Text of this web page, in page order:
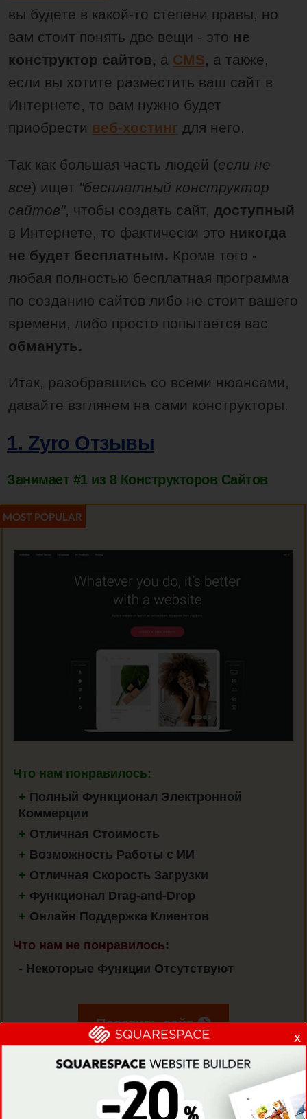
вы будете в какой-то степени правы, но
вам стоит понять две вещи - это не
конструктор сайтов, а CMS, а также,
если вы хотите разместить ваш сайт в
Интернете, то вам нужно будет
приобрести веб-хостинг для него.
Так как большая часть людей (если не
все) ищет "бесплатный конструктор
сайтов", чтобы создать сайт, доступный
в Интернете, то фактически это никогда
не будет бесплатным. Кроме того -
любая полностью бесплатная программа
по созданию сайтов либо не стоит вашего
времени, либо просто попытается вас
обмануть.
Итак, разобравшись со всеми нюансами,
давайте взглянем на сами конструкторы.
1. Zyro Отзывы
Занимает #1 из 8 Конструкторов Сайтов
Что нам понравилось:
+ Полный Функционал Электронной
Коммерции
+ Отличная Стоимость
+ Возможность Работы с ИИ
+ Отличная Скорость Загрузки
+ Функционал Drag-and-Drop
+ Онлайн Поддержка Клиентов
Что нам не понравилось:
- Некоторые Функции Отсутствуют
Посетить сайт
x